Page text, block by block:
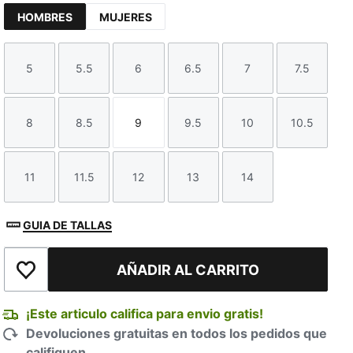
HOMBRES MUJERES
Talla
5
Talla
5.5
Talla
6
Talla
6.5
Talla
7
Talla
7.5
Talla
8
Talla
8.5
Talla
9
Talla
9.5
Talla
10
Talla
10.5
Talla
11
Talla
11.5
Talla
12
Talla
13
Talla
14
GUIA DE TALLAS
Añadir a la lista de deseosAÑADIR AL CARRITO
¡Este articulo califica para envio gratis!
Devoluciones gratuitas en todos los pedidos que